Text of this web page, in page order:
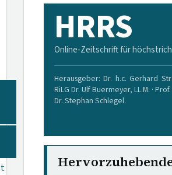
HRRS
Online-Zeitschrift für
Herausgeber: Dr. h.c. Gerhard
RiLG Dr. Ulf Buermeyer, LL.M. ·
Dr. Stephan Schlegel.